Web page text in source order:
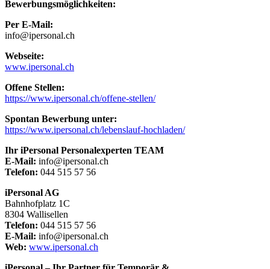
Bewerbungsmöglichkeiten:
Per E-Mail:
info@ipersonal.ch
Webseite:
www.ipersonal.ch
Offene Stellen:
https://www.ipersonal.ch/offene-stellen/
Spontan Bewerbung unter:
https://www.ipersonal.ch/lebenslauf-hochladen/
Ihr iPersonal Personalexperten TEAM
E-Mail: info@ipersonal.ch
Telefon: 044 515 57 56
iPersonal AG
Bahnhofplatz 1C
8304 Wallisellen
Telefon: 044 515 57 56
E-Mail: info@ipersonal.ch
Web: www.ipersonal.ch